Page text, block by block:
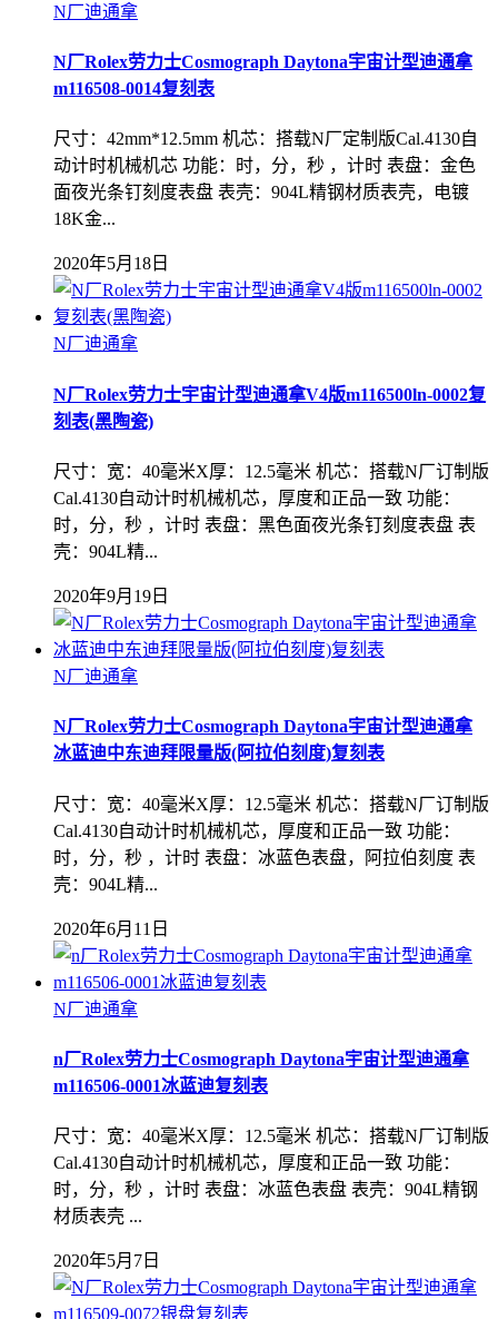
N厂迪通拿
N厂Rolex劳力士Cosmograph Daytona宇宙计型迪通拿
m116508-0014复刻表
尺寸：42mm*12.5mm 机芯：搭载N厂定制版Cal.4130自
动计时机械机芯 功能：时，分，秒 ，计时 表盘：金色
面夜光条钉刻度表盘 表壳：904L精钢材质表壳，电镀
18K金...
2020年5月18日
N厂迪通拿
N厂Rolex劳力士宇宙计型迪通拿V4版m116500ln-0002复
刻表(黑陶瓷)
尺寸：宽：40毫米X厚：12.5毫米 机芯：搭载N厂订制版
Cal.4130自动计时机械机芯，厚度和正品一致 功能：
时，分，秒 ，计时 表盘：黑色面夜光条钉刻度表盘 表
壳：904L精...
2020年9月19日
N厂迪通拿
N厂Rolex劳力士Cosmograph Daytona宇宙计型迪通拿
冰蓝迪中东迪拜限量版(阿拉伯刻度)复刻表
尺寸：宽：40毫米X厚：12.5毫米 机芯：搭载N厂订制版
Cal.4130自动计时机械机芯，厚度和正品一致 功能：
时，分，秒 ，计时 表盘：冰蓝色表盘，阿拉伯刻度 表
壳：904L精...
2020年6月11日
N厂迪通拿
n厂Rolex劳力士Cosmograph Daytona宇宙计型迪通拿
m116506-0001冰蓝迪复刻表
尺寸：宽：40毫米X厚：12.5毫米 机芯：搭载N厂订制版
Cal.4130自动计时机械机芯，厚度和正品一致 功能：
时，分，秒 ，计时 表盘：冰蓝色表盘 表壳：904L精钢
材质表壳 ...
2020年5月7日